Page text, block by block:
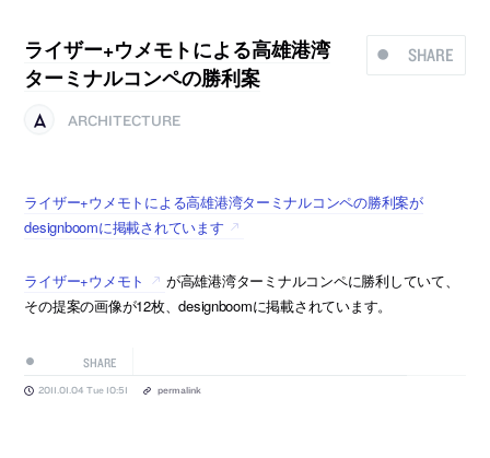
SHARE
ライザー+ウメモトによる高雄港湾
ターミナルコンペの勝利案
ARCHITECTURE
ライザー+ウメモトによる高雄港湾ターミナルコンペの勝利案が
designboomに掲載されています
ライザー+ウメモト
が高雄港湾ターミナルコンペに勝利していて、
その提案の画像が12枚、designboomに掲載されています。
SHARE
2011.01.04 Tue 10:51 permalink